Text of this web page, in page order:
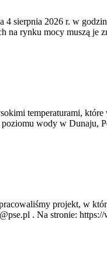
sierpnia 2026 r. w
rynku mocy muszą je
temperaturami,
wody w Dunaju,
projekt, w
. Na stronie: